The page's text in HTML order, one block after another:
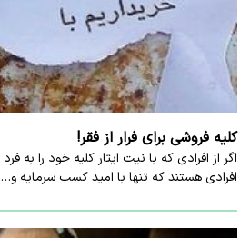
کلیه فروشی برای فرار از فقر!
اگر از افرادی که با نیت ایثار کلیه خود را به
افرادی هستند که تنها با امید کسب سرمایه و…